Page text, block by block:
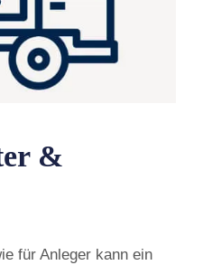
&
für Anleger kann ein